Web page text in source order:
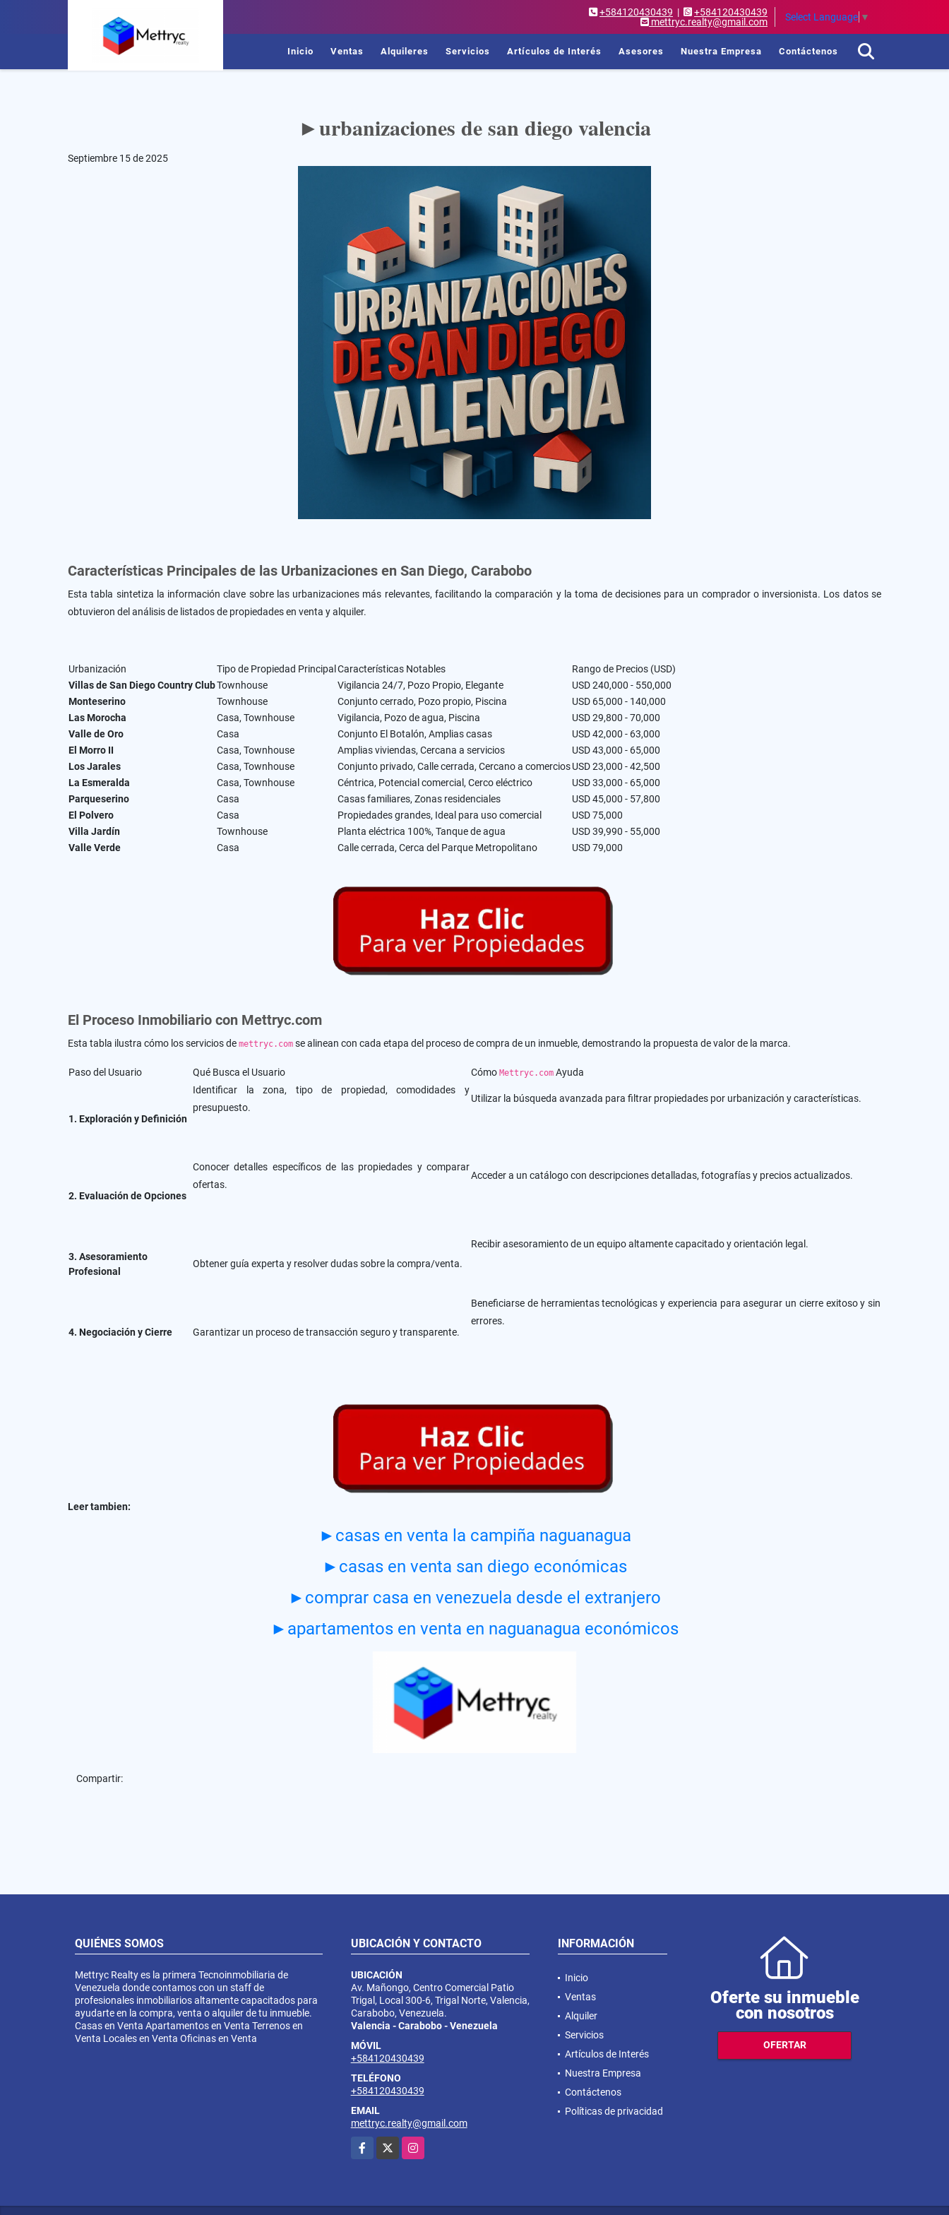
+584120430439 |
+584120430439
mettryc.realty@gmail.com
Select Language ▼
Inicio Ventas Alquileres Servicios Artículos de Interés Asesores Nuestra Empresa Contáctenos
►urbanizaciones de san diego valencia
Septiembre 15 de 2025
Características Principales de las Urbanizaciones en San Diego, Carabobo
Esta tabla sintetiza la información clave sobre las urbanizaciones más relevantes, facilitando la comparación y la toma de decisiones para un comprador o inversionista. Los datos se
obtuvieron del análisis de listados de propiedades en venta y alquiler.
Urbanización Tipo de Propiedad Principal Características Notables
Rango de Precios (USD)
Villas de San Diego Country ClubTownhouse Vigilancia 24/7, Pozo Propio, Elegante
USD 240,000 - 550,000
Monteserino
Townhouse Conjunto cerrado, Pozo propio, Piscina
USD 65,000 - 140,000
Las Morocha
Casa, Townhouse Vigilancia, Pozo de agua, Piscina
USD 29,800 - 70,000
Valle de Oro
Casa Conjunto El Botalón, Amplias casas
USD 42,000 - 63,000
El Morro II
Casa, Townhouse Amplias viviendas, Cercana a servicios
USD 43,000 - 65,000
Los Jarales
Casa, Townhouse Conjunto privado, Calle cerrada, Cercano a comerciosUSD 23,000 - 42,500
La Esmeralda
Casa, Townhouse Céntrica, Potencial comercial, Cerco eléctrico
USD 33,000 - 65,000
Parqueserino
Casa Casas familiares, Zonas residenciales
USD 45,000 - 57,800
El Polvero
Casa Propiedades grandes, Ideal para uso comercial
USD 75,000
Villa Jardín
Townhouse Planta eléctrica 100%, Tanque de agua
USD 39,990 - 55,000
Valle Verde
Casa Calle cerrada, Cerca del Parque Metropolitano USD 79,000
El Proceso Inmobiliario con Mettryc.com
Esta tabla ilustra cómo los servicios de mettryc.com se alinean con cada etapa del proceso de compra de un inmueble, demostrando la propuesta de valor de la marca.
Paso del Usuario Qué Busca el Usuario Cómo Mettryc.com Ayuda
1. Exploración y Definición
Identificar la zona, tipo de propiedad, comodidades y
presupuesto.
Utilizar la búsqueda avanzada para filtrar propiedades por urbanización y características.
2. Evaluación de Opciones
Conocer detalles específicos de las propiedades y comparar
ofertas.
Acceder a un catálogo con descripciones detalladas, fotografías y precios actualizados.
3. Asesoramiento
Profesional
Obtener guía experta y resolver dudas sobre la compra/venta.
Recibir asesoramiento de un equipo altamente capacitado y orientación legal.
4. Negociación y Cierre Garantizar un proceso de transacción seguro y transparente.
Beneficiarse de herramientas tecnológicas y experiencia para asegurar un cierre exitoso y sin
errores.
Leer tambien:
►casas en venta la campiña naguanagua
►casas en venta san diego económicas
►comprar casa en venezuela desde el extranjero
►apartamentos en venta en naguanagua económicos
Compartir:
QUIÉNES SOMOS
Mettryc Realty es la primera Tecnoinmobiliaria de
Venezuela donde contamos con un staff de
profesionales inmobiliarios altamente capacitados para
ayudarte en la compra, venta o alquiler de tu inmueble.
Casas en Venta Apartamentos en Venta Terrenos en
Venta Locales en Venta Oficinas en Venta
UBICACIÓN Y CONTACTO
UBICACIÓN
Av. Mañongo, Centro Comercial Patio
Trigal, Local 300-6, Trigal Norte, Valencia,
Carabobo, Venezuela.
Valencia - Carabobo - Venezuela
MÓVIL
+584120430439
TELÉFONO
+584120430439
EMAIL
mettryc.realty@gmail.com
Facebook
Instagram
INFORMACIÓN
Inicio
Ventas
Alquiler
Servicios
Artículos de Interés
Nuestra Empresa
Contáctenos
Políticas de privacidad
Oferte su inmueble
con nosotros
OFERTAR